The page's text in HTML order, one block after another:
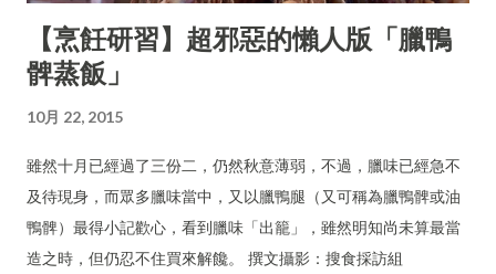
【烹飪研習】超邪惡的懶人版「臘鴨
髀蒸飯」
10月 22, 2015
雖然十月已經過了三份二，仍然秋意薄弱，不過，臘味已經急不
及待現身，而眾多臘味當中，又以臘鴨腿（又可稱為臘鴨髀或油
鴨髀）最得小記歡心，看到臘味「出籠」，雖然明知尚未算最當
造之時，但仍忍不住買來解饞。 撰文攝影：搜食採訪組